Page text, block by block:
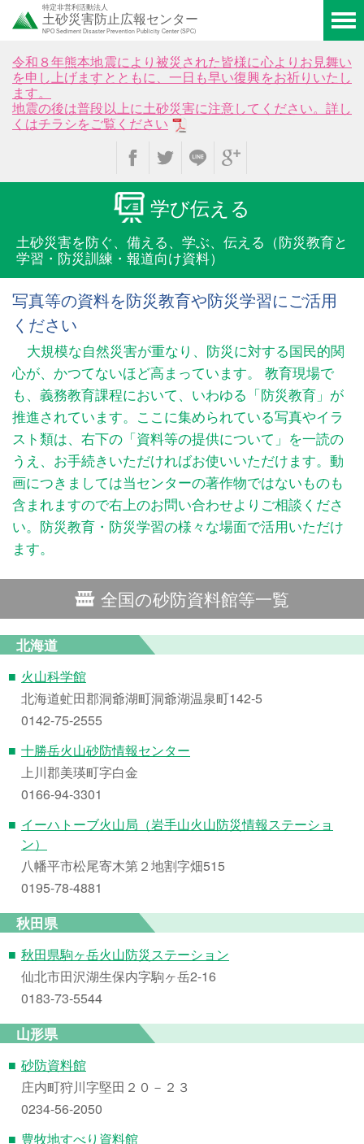
特定非営利活動法人
土砂災害防止広報センター
NPO Sediment Disaster Prevention Publicity Center (SPC)
令和８年熊本地震により被災された皆様に心よりお見舞い
を申し上げますとともに、一日も早い復興をお祈りいたし
ます。
地震の後は普段以上に土砂災害に注意してください。詳し
くはチラシをご覧ください
学び伝える
土砂災害を防ぐ、備える、学ぶ、伝える （防災教育と
学習・防災訓練・報道向け資料）
写真等の資料を防災教育や防災学習にご活用
ください
大規模な自然災害が重なり、防災に対する国民的関
心が、かつてないほど高まっています。 教育現場で
も、義務教育課程において、いわゆる「防災教育」が
推進されています。ここに集められている写真やイラ
スト類は、右下の「資料等の提供について」を一読の
うえ、お手続きいただければお使いいただけます。 動
画につきましては当センターの著作物ではないものも
含まれますので右上のお問い合わせよりご相談くださ
い。 防災教育・防災学習の様々な場面で活用いただけ
ます。
全国の砂防資料館等一覧
北海道
■ 火山科学館
北海道虻田郡洞爺湖町洞爺湖温泉町142-5
0142-75-2555
■ 十勝岳火山砂防情報センター
上川郡美瑛町字白金
0166-94-3301
■ イーハトーブ火山局（岩手山火山防災情報ステーショ
ン）
八幡平市松尾寄木第２地割字畑515
0195-78-4881
秋田県
■ 秋田県駒ヶ岳火山防災ステーション
仙北市田沢湖生保内字駒ヶ岳2-16
0183-73-5544
山形県
■ 砂防資料館
庄内町狩川字堅田２０－２３
0234-56-2050
■ 豊牧地すべり資料館